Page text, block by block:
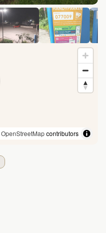
OpenStreetMapcontributors